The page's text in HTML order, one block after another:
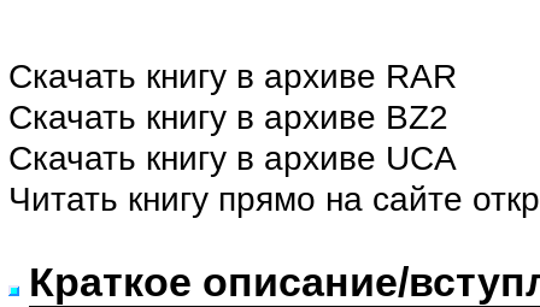
Скачать книгу в архиве RAR
Скачать книгу в архиве BZ2
Скачать книгу в архиве UCA
Читать книгу прямо на сайте
Краткое описание/